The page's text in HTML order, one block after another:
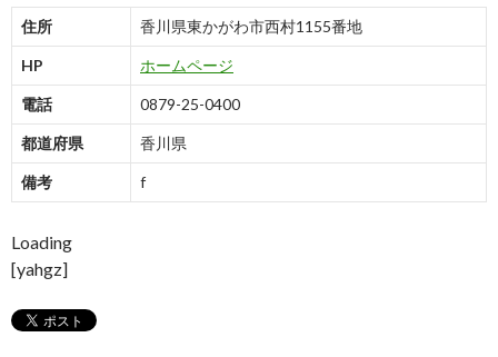
住所 香川県東かがわ市西村1155番地
HP ホームページ
電話 0879-25-0400
都道府県 香川県
備考 f
Loading
[yahgz]